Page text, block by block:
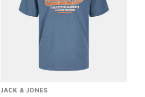
JACK & JONES